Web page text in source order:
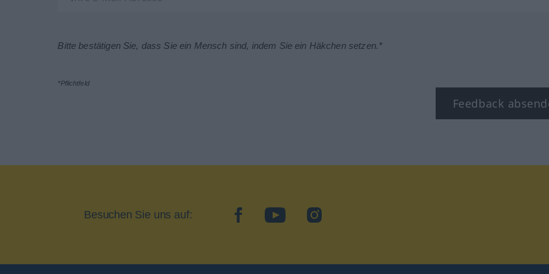
Bitte bestätigen Sie, dass Sie ein Mensch sind, indem Sie ein Häkchen setzen.*
*Pflichtfeld
Feedback
Besuchen Sie uns auf: facebookYouTube Instagram